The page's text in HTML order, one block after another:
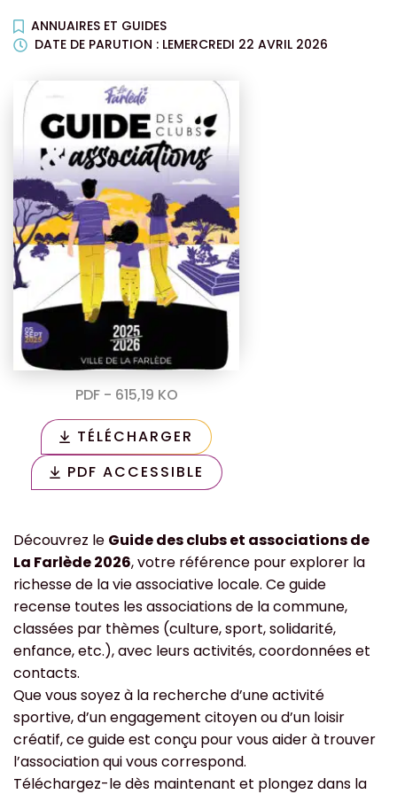
ANNUAIRES ET GUIDES
DATE DE PARUTION : LEMERCREDI 22 AVRIL 2026
PDF - 615,19 KO
TÉLÉCHARGER
(OUVERTURE DANS UN NOUVEL
PDF ACCESSIBLE
(OUVERTURE DANS UN NOUVEL
Découvrez le Guide des clubs et associations de
La Farlède 2026, votre référence pour explorer la
richesse de la vie associative locale. Ce guide
recense toutes les associations de la commune,
classées par thèmes (culture, sport, solidarité,
enfance, etc.), avec leurs activités, coordonnées et
contacts.
Que vous soyez à la recherche d’une activité
sportive, d’un engagement citoyen ou d’un loisir
créatif, ce guide est conçu pour vous aider à trouver
l’association qui vous correspond.
Téléchargez-le dès maintenant et plongez dans la